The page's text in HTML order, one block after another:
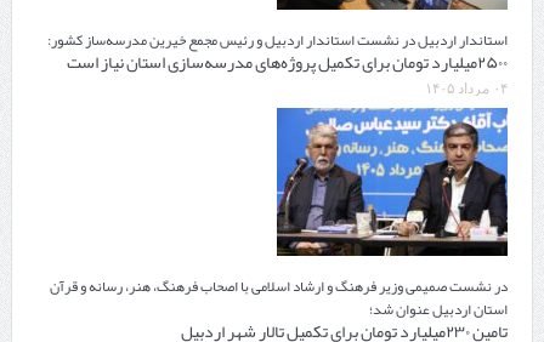
استاندار اردبیل در نشست استاندار اردبیل و رئیس مجمع خیرین مدرسه‌ساز کشور:
۲۵۰۰میلیارد تومان برای تکمیل پروژه‌های مدرسه‌سازی استان نیاز است
۰۴ مرداد ۱۴۰۵
در نشست صمیمی وزیر فرهنگ و ارشاد اسلامی با اصحاب فرهنگ، هنر، رسانه و قرآن
استان اردبیل عنوان شد؛
تامین ۲۳۰میلیارد تومان برای تکمیل تالار شهر اردبیل